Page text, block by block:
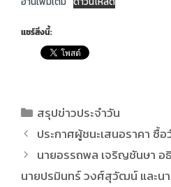
แชร์สิ่งนี้:
สรุปข่าวประจำวัน
ประกาศผู้ชนะเสนอราคา ซื้
นายอรรถพล เจริญชันษา อ
นายปรมินทร์ วงศ์สุวัฒน์ และน